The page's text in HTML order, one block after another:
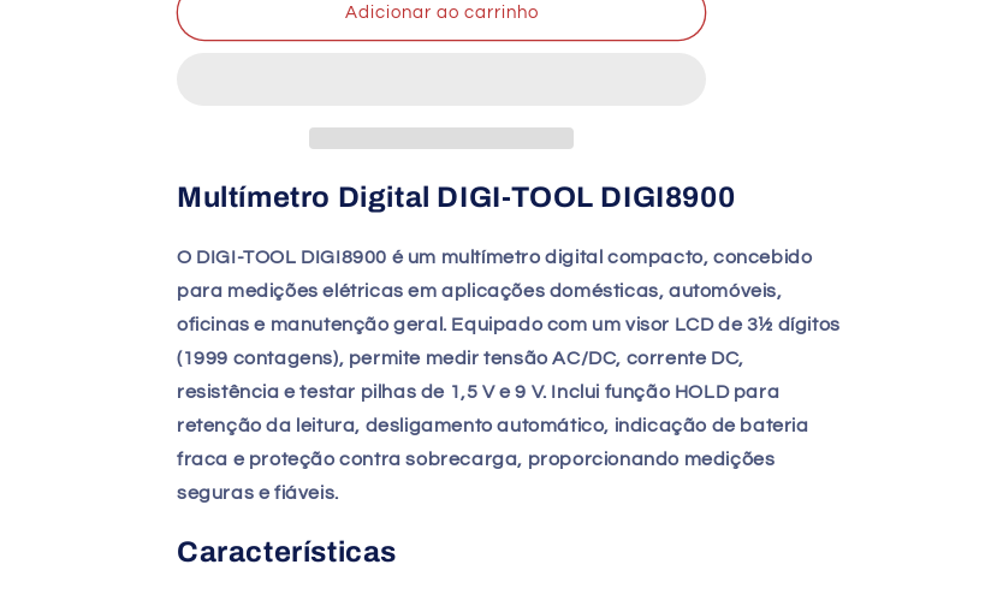
Multímetro
CAT
III
V
Multímetro
CAT
III
V
Adicionar ao carrinho
Multímetro Digital DIGI-TOOL DIGI8900
O DIGI-TOOL DIGI8900 é um multímetro digital compacto, concebido
para medições elétricas em aplicações domésticas, automóveis,
oficinas e manutenção geral. Equipado com um visor LCD de 3½ dígitos
(1999 contagens), permite medir tensão AC/DC, corrente DC,
resistência e testar pilhas de 1,5 V e 9 V. Inclui função HOLD para
retenção da leitura, desligamento automático, indicação de bateria
fraca e proteção contra sobrecarga, proporcionando medições
seguras e fiáveis.
Características